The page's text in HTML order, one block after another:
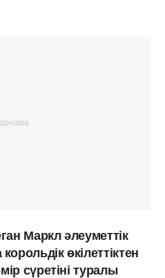
Маркл әлеуметтік
өкілеттіктен
сүретіні туралы